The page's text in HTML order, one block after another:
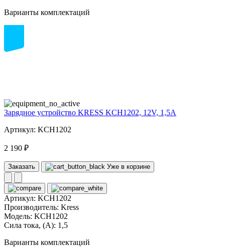
Варианты комплектаций
Зарядное устройство KRESS KCH1202, 12V, 1,5A
Артикул: KCH1202
2 190 ₽
Заказать Уже в корзине
Артикул: KCH1202
Производитель: Kress
Модель: KCH1202
Сила тока, (А): 1,5
Варианты комплектаций